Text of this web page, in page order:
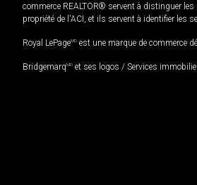
commerce REALTOR® servent à distinguer
propriété de l'ACI, et ils servent à identifier les
Royal LePageMD est une marque de commerce
BridgemarqMD et ses logos / Services